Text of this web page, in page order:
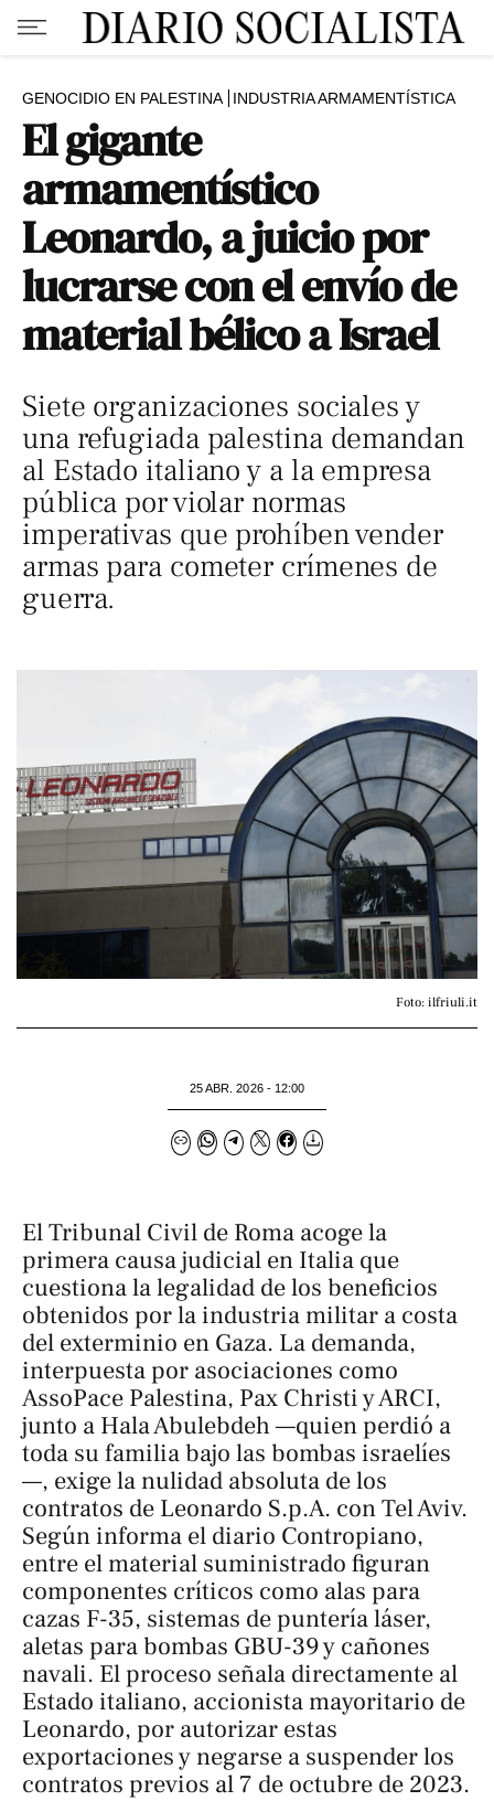
GENOCIDIO EN PALESTINA INDUSTRIA ARMAMENTÍSTICA
El gigante
armamentístico
Leonardo, a juicio por
lucrarse con el envío de
material bélico a Israel
Siete organizaciones sociales y
una refugiada palestina demandan
al Estado italiano y a la empresa
pública por violar normas
imperativas que prohíben vender
armas para cometer crímenes de
guerra.
Foto: ilfriuli.it
25 ABR. 2026 - 12:00
El Tribunal Civil de Roma acoge la
primera causa judicial en Italia que
cuestiona la legalidad de los beneficios
obtenidos por la industria militar a costa
del exterminio en Gaza. La demanda,
interpuesta por asociaciones como
AssoPace Palestina, Pax Christi y ARCI,
junto a Hala Abulebdeh —quien perdió a
toda su familia bajo las bombas israelíes
—, exige la nulidad absoluta de los
contratos de Leonardo S.p.A. con Tel Aviv.
Según informa el diario Contropiano,
entre el material suministrado figuran
componentes críticos como alas para
cazas F-35, sistemas de puntería láser,
aletas para bombas GBU-39 y cañones
navali. El proceso señala directamente al
Estado italiano, accionista mayoritario de
Leonardo, por autorizar estas
exportaciones y negarse a suspender los
contratos previos al 7 de octubre de 2023.